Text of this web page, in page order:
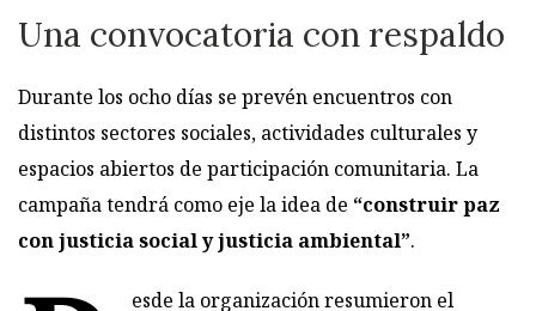
Una convocatoria con respaldo
Durante los ocho días se prevén encuentros con
distintos sectores sociales, actividades culturales y
espacios abiertos de participación comunitaria. La
campaña tendrá como eje la idea de “construir paz
con justicia social y justicia ambiental”.
esde la organización resumieron el